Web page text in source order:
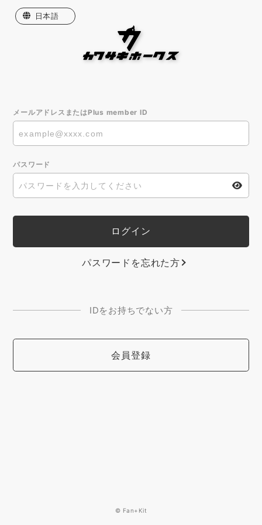
日本語
メールアドレスまたはPlus member ID
パスワード
パスワードを忘れた方
IDをお持ちでない方
会員登録
© Fan+Kit